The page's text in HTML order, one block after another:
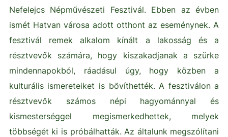
Nefelejcs Népművészeti Fesztivál. Ebben az évben
ismét Hatvan városa adott otthont az eseménynek. A
fesztivál remek alkalom kínált a lakosság és a
résztvevők számára, hogy kiszakadjanak a szürke
mindennapokból, ráadásul úgy, hogy közben a
kulturális ismereteiket is bővíthették. A fesztiválon a
résztvevők számos népi hagyománnyal és
kismesterséggel megismerkedhettek, melyek
többségét ki is próbálhatták. Az általunk megszólítani